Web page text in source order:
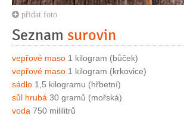
přidat foto
Seznam surovin
vepřové maso 1 kilogram (bůček)
vepřové maso 1 kilogram (krkovice)
sádlo 1,5 kilogramu (hřbetní)
sůl hrubá 30 gramů (mořská)
voda 750 mililitrů